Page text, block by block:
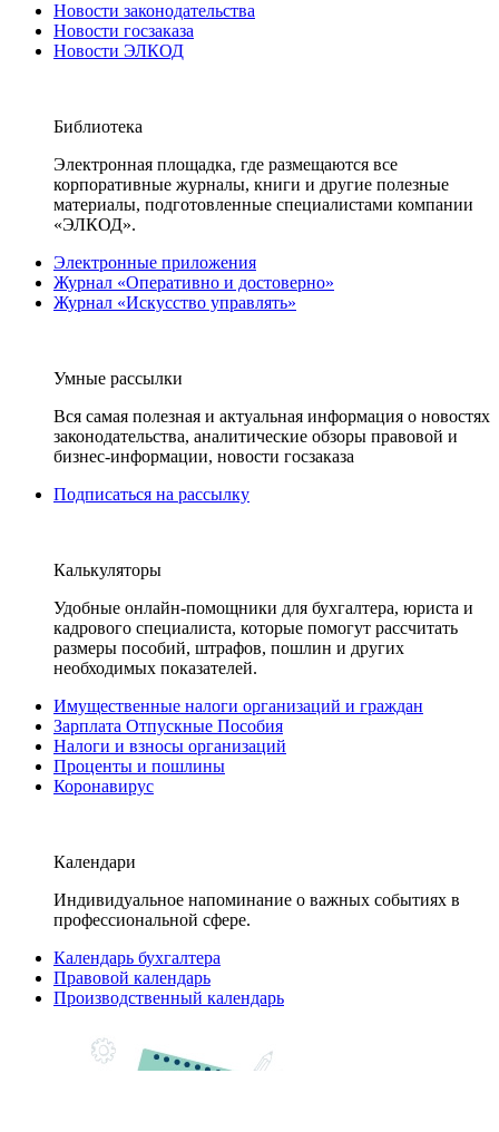
Новости законодательства
Новости госзаказа
Новости ЭЛКОД
Библиотека
Электронная площадка, где размещаются все
корпоративные журналы, книги и другие полезные
материалы, подготовленные специалистами компании
«ЭЛКОД».
Электронные приложения
Журнал «Оперативно и достоверно»
Журнал «Искусство управлять»
Умные рассылки
Вся самая полезная и актуальная информация о новостях
законодательства, аналитические обзоры правовой и
бизнес-информации, новости госзаказа
Подписаться на рассылку
Калькуляторы
Удобные онлайн-помощники для бухгалтера, юриста и
кадрового специалиста, которые помогут рассчитать
размеры пособий, штрафов, пошлин и других
необходимых показателей.
Имущественные налоги организаций и граждан
Зарплата Отпускные Пособия
Налоги и взносы организаций
Проценты и пошлины
Коронавирус
Календари
Индивидуальное напоминание о важных событиях в
профессиональной сфере.
Календарь бухгалтера
Правовой календарь
Производственный календарь